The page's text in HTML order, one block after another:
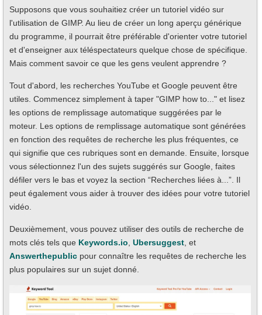
Supposons que vous souhaitiez créer un tutoriel vidéo sur
l'utilisation de GIMP. Au lieu de créer un long aperçu générique
du programme, il pourrait être préférable d'orienter votre tutoriel
et d'enseigner aux téléspectateurs quelque chose de spécifique.
Mais comment savoir ce que les gens veulent apprendre ?
Tout d'abord, les recherches YouTube et Google peuvent être
utiles. Commencez simplement à taper "GIMP how to..." et lisez
les options de remplissage automatique suggérées par le
moteur. Les options de remplissage automatique sont générées
en fonction des requêtes de recherche les plus fréquentes, ce
qui signifie que ces rubriques sont en demande. Ensuite, lorsque
vous sélectionnez l'un des sujets suggérés sur Google, faites
défiler vers le bas et voyez la section “Recherches liées à...”. Il
peut également vous aider à trouver des idées pour votre tutoriel
vidéo.
Deuxièmement, vous pouvez utiliser des outils de recherche de
mots clés tels que Keywords.io Ubersuggest , et
Answerthepublic pour connaître les requêtes de recherche les
plus populaires sur un sujet donné.